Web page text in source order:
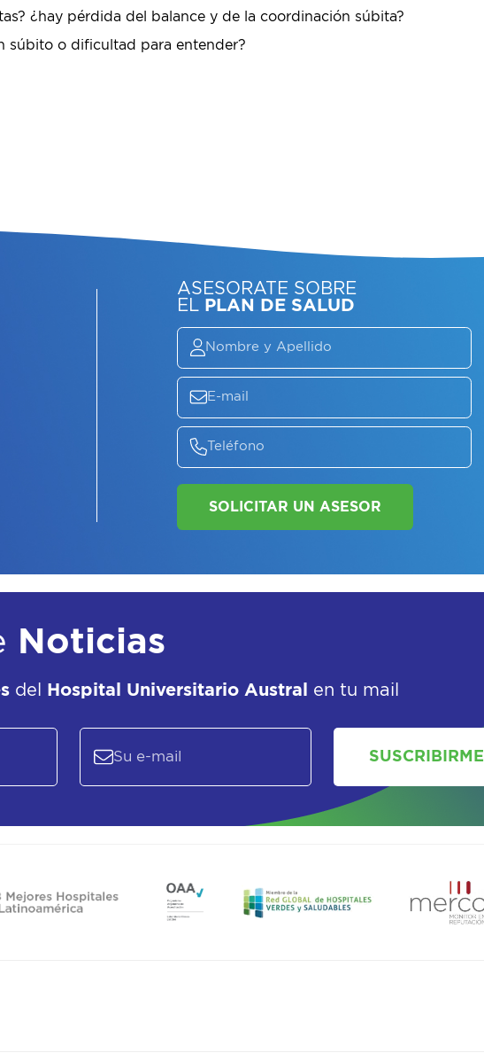
¿hay pérdida del balance y de la coordinación súbita?
súbito o dificultad para entender?
ASESORATE SOBRE
EL
Noticias
del Hospital Universitario Austral en tu mail
SUSCRIBIRME